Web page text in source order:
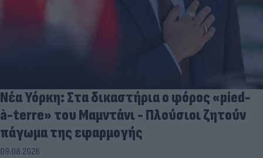
Νέα Υόρκη: Στα δικαστήρια ο φόρος «pied-
à-terre» του Μαμντάνι - Πλούσιοι ζητούν
πάγωμα της εφαρμογής
09.08.2026